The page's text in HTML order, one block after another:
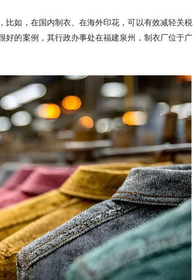
比如，在国内制衣、在海外印花，可以有效减轻关税
好的案例，其行政办事处在福建泉州，制衣厂位于广